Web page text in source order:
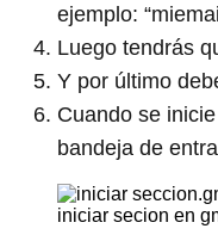
ejemplo:
Luego tendrás
Y por último
Cuando se
bandeja de
iniciar secion en